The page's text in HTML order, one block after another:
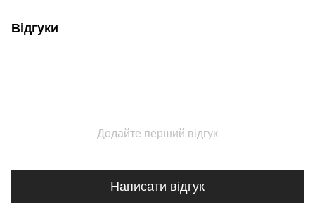
Відгуки
Додайте перший відгук
Написати відгук